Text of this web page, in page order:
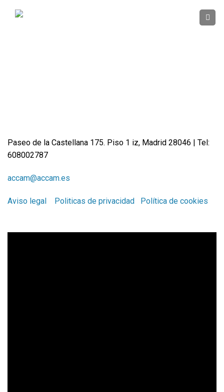
Paseo de la Castellana 175. Piso 1 iz, Madrid 28046 | Tel:
608002787
accam@accam.es
Aviso legal Politicas de privacidad Política de cookies